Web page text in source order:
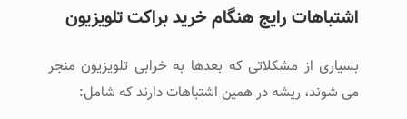
اشتباهات رایج هنگام خرید براکت تلویزیون
بسیاری از مشکلاتی که بعدها به خرابی تلویزیون منجر
می ‌شوند، ریشه در همین اشتباهات دارند که شامل: